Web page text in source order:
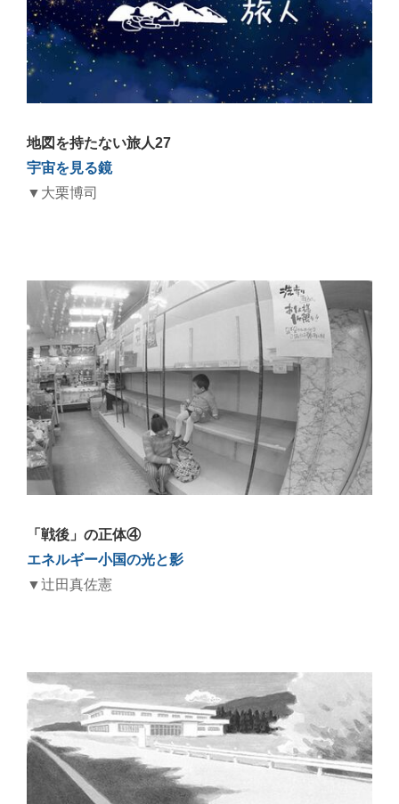
地図を持たない旅人27
宇宙を見る鏡
▼大栗博司
「戦後」の正体④
エネルギー小国の光と影
▼辻󠄀田真佐憲